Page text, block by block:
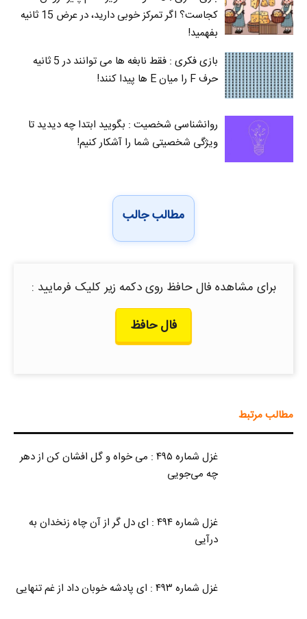
کجاست؟ اگر تمرکز خوبی دارید، در عرض 15 ثانیه
بفهمید!
بازی فکری : فقط نابغه ها می توانند در 5 ثانیه
حرف F را میان E‌ ها پیدا کنند!
روانشناسی شخصیت : بگویید ابتدا چه دیدید تا
ویژگی شخصیتی شما را آشکار کنیم!
مطالب جالب
برای مشاهده فال حافظ روی دکمه زیر کلیک فرمایید :
فال حافظ
مطالب مرتبط
غزل شماره ۴۹۵ : می خواه و گل افشان کن از دهر
چه می‌جویی
غزل شماره ۴۹۴ : ای دل گر از آن چاه زنخدان به
درآیی
غزل شماره ۴۹۳ : ای پادشه خوبان داد از غم تنهایی